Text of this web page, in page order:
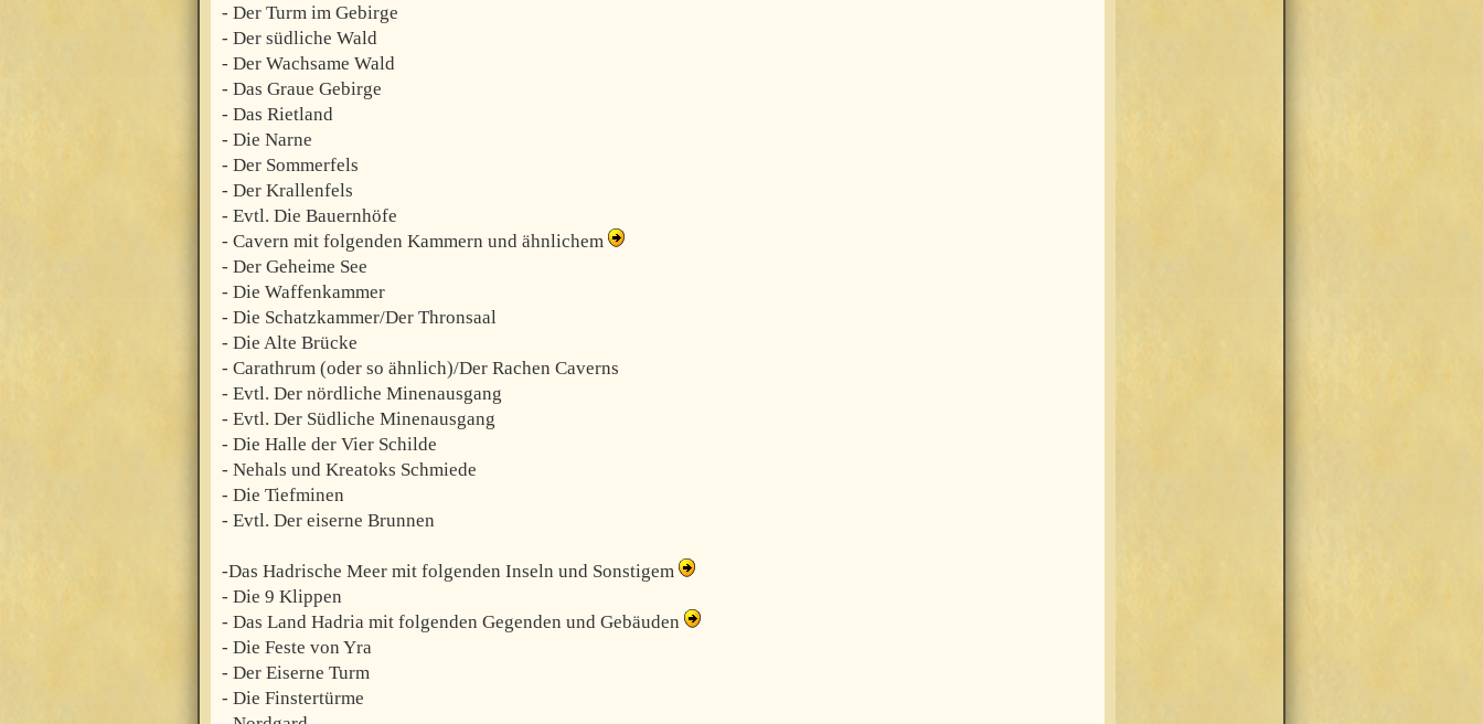
- Der Turm im Gebirge
- Der südliche Wald
- Der Wachsame Wald
- Das Graue Gebirge
- Das Rietland
- Die Narne
- Der Sommerfels
- Der Krallenfels
- Evtl. Die Bauernhöfe
- Cavern mit folgenden Kammern und ähnlichem
- Der Geheime See
- Die Waffenkammer
- Die Schatzkammer/Der Thronsaal
- Die Alte Brücke
- Carathrum (oder so ähnlich)/Der Rachen Caverns
- Evtl. Der nördliche Minenausgang
- Evtl. Der Südliche Minenausgang
- Die Halle der Vier Schilde
- Nehals und Kreatoks Schmiede
- Die Tiefminen
- Evtl. Der eiserne Brunnen
-Das Hadrische Meer mit folgenden Inseln und Sonstigem
- Die 9 Klippen
- Das Land Hadria mit folgenden Gegenden und Gebäuden
- Die Feste von Yra
- Der Eiserne Turm
- Die Finstertürme